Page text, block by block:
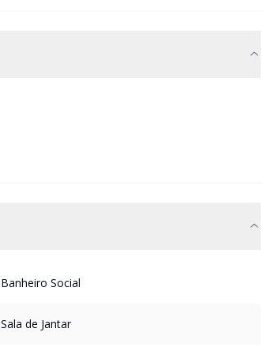
Banheiro Social
Sala de Jantar